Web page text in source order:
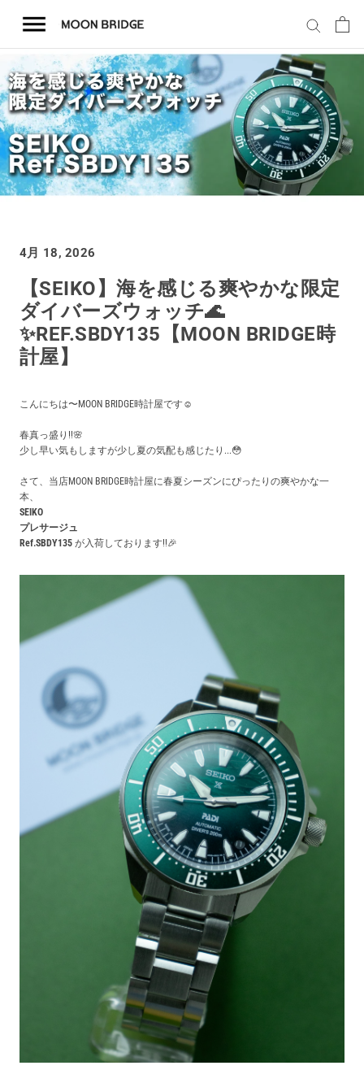
テ
ン
ツ
を
ス
キ
ッ
プ
ホーム
商品一覧
店舗案内
買取価格例一覧
ご利用ガイド
保証とメンテナンス
4月 18, 2026
【SEIKO】海を感じる爽やかな限定
ダイバーズウォッチ🌊
✨️REF.SBDY135【MOON BRIDGE時
計屋】
こんにちは〜MOON BRIDGE時計屋です☺️
春真っ盛り!!🌸
少し早い気もしますが少し夏の気配も感じたり...😳
さて、当店MOON BRIDGE時計屋に春夏シーズンにぴったりの爽やかな一
本、
SEIKO
プレサージュ
Ref.SBDY135 が入荷しております!!🎉